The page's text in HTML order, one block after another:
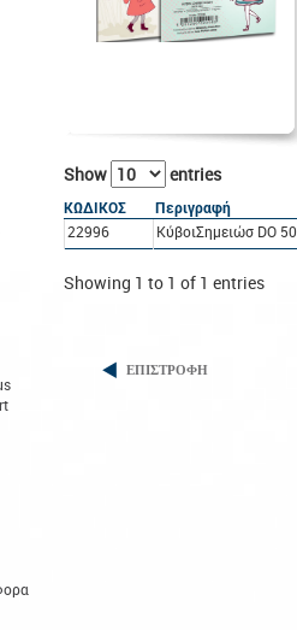
Show entries
ΚΩΔΙΚΟΣ
Περιγραφή
22996
ΚύβοιΣημειώσ DO
Showing 1 to 1 of 1 entries
ΕΠΙΣΤΡΟΦΗ